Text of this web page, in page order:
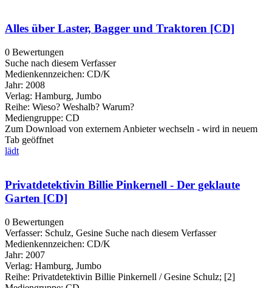
Alles über Laster, Bagger und Traktoren [CD]
0 Bewertungen
Suche nach diesem Verfasser
Medienkennzeichen: CD/K
Jahr: 2008
Verlag: Hamburg, Jumbo
Reihe: Wieso? Weshalb? Warum?
Mediengruppe: CD
Zum Download von externem Anbieter wechseln - wird in neuem
Tab geöffnet
lädt
Privatdetektivin Billie Pinkernell - Der geklaute
Garten [CD]
0 Bewertungen
Verfasser: Schulz, Gesine Suche nach diesem Verfasser
Medienkennzeichen: CD/K
Jahr: 2007
Verlag: Hamburg, Jumbo
Reihe: Privatdetektivin Billie Pinkernell / Gesine Schulz; [2]